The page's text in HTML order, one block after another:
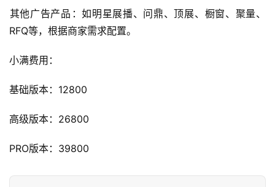
跨
百
媒
销
‌其他广告产品‌：如明星展播、问鼎、顶展、橱窗、聚量、
RFQ等，根据商家需求配置。
小满费用：
基础版本：12800
高级版本：26800
PRO版本：39800